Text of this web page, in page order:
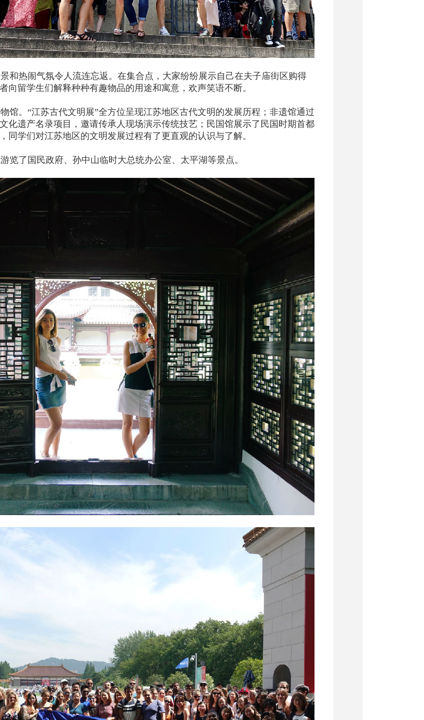
和热闹气氛令人流连忘返。在集合点，大家纷纷展示自己在夫子庙街区购得
向留学生们解释种种有趣物品的用途和寓意，欢声笑语不断。
馆。“江苏古代文明展”全方位呈现江苏地区古代文明的发展历程；非遗馆通过
化遗产名录项目，邀请传承人现场演示传统技艺；民国馆展示了民国时期首都
同学们对江苏地区的文明发展过程有了更直观的认识与了解。
了国民政府、孙中山临时大总统办公室、太平湖等景点。